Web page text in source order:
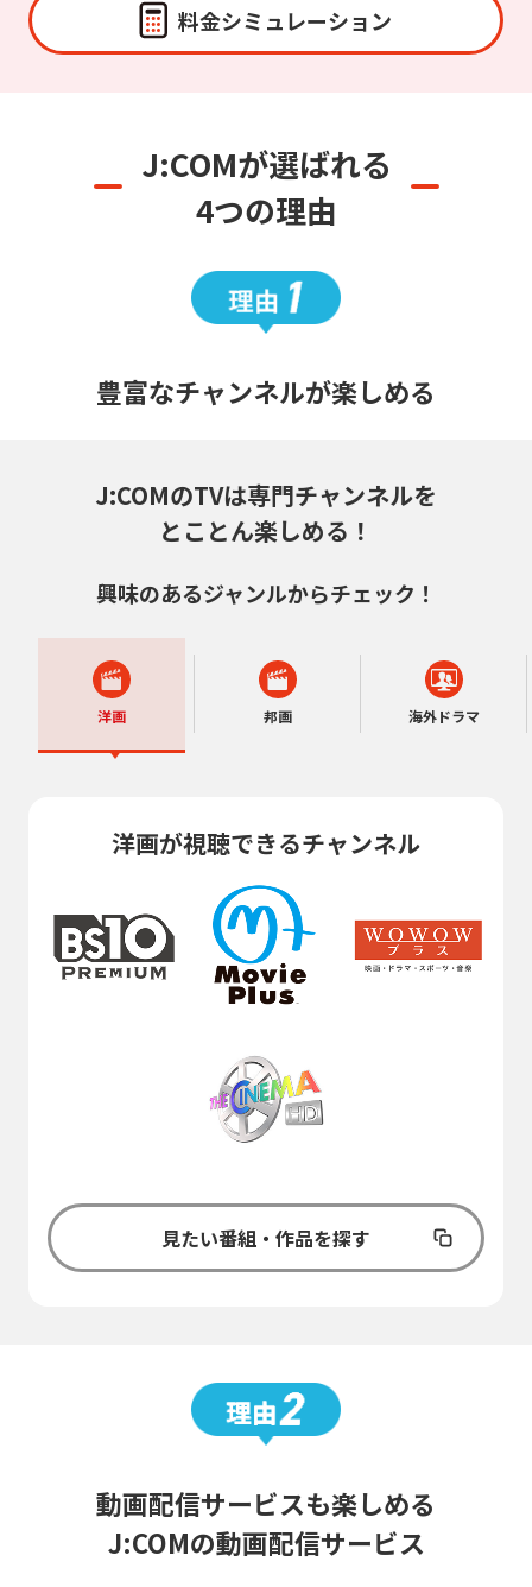
料金シミュレーション
J:COMが選ばれる
4つの理由
豊富なチャンネルが楽しめる
J:COMのTVは専門チャンネルを
とことん楽しめる！
興味のあるジャンルからチェック！
洋画 邦画 海外ドラマ
洋画が視聴できるチャンネル
見たい番組・作品を探す
動画配信サービスも楽しめる
J:COMの動画配信サービス